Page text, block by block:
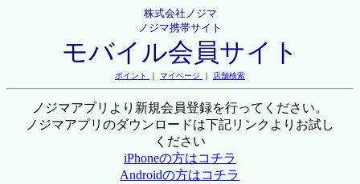
株式会社ノジマ
ノジマ携帯サイト
モバイル会員サイト
ポイント ｜ マイページ ｜ 店舗検索
ノジマアプリより新規会員登録を行ってください。
ノジマアプリのダウンロードは下記リンクよりお試し
ください
iPhoneの方はコチラ
Androidの方はコチラ